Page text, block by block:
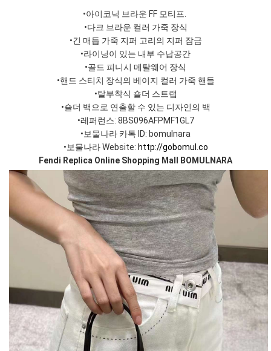
•아이코닉 브라운 FF 모티프.
•다크 브라운 컬러 가죽 장식
•긴 매듭 가죽 지퍼 고리의 지퍼 잠금
•라이닝이 있는 내부 수납공간
•골드 피니시 메탈웨어 장식
•핸드 스티치 장식의 베이지 컬러 가죽 핸들
•탈부착식 숄더 스트랩
•숄더 백으로 연출할 수 있는 디자인의 백
•레퍼런스: 8BS096AFPMF1GL7
•보물나라 카톡 ID: bomulnara
•보물나라 Website: http://gobomul.co
Fendi Replica Online Shopping Mall BOMULNARA